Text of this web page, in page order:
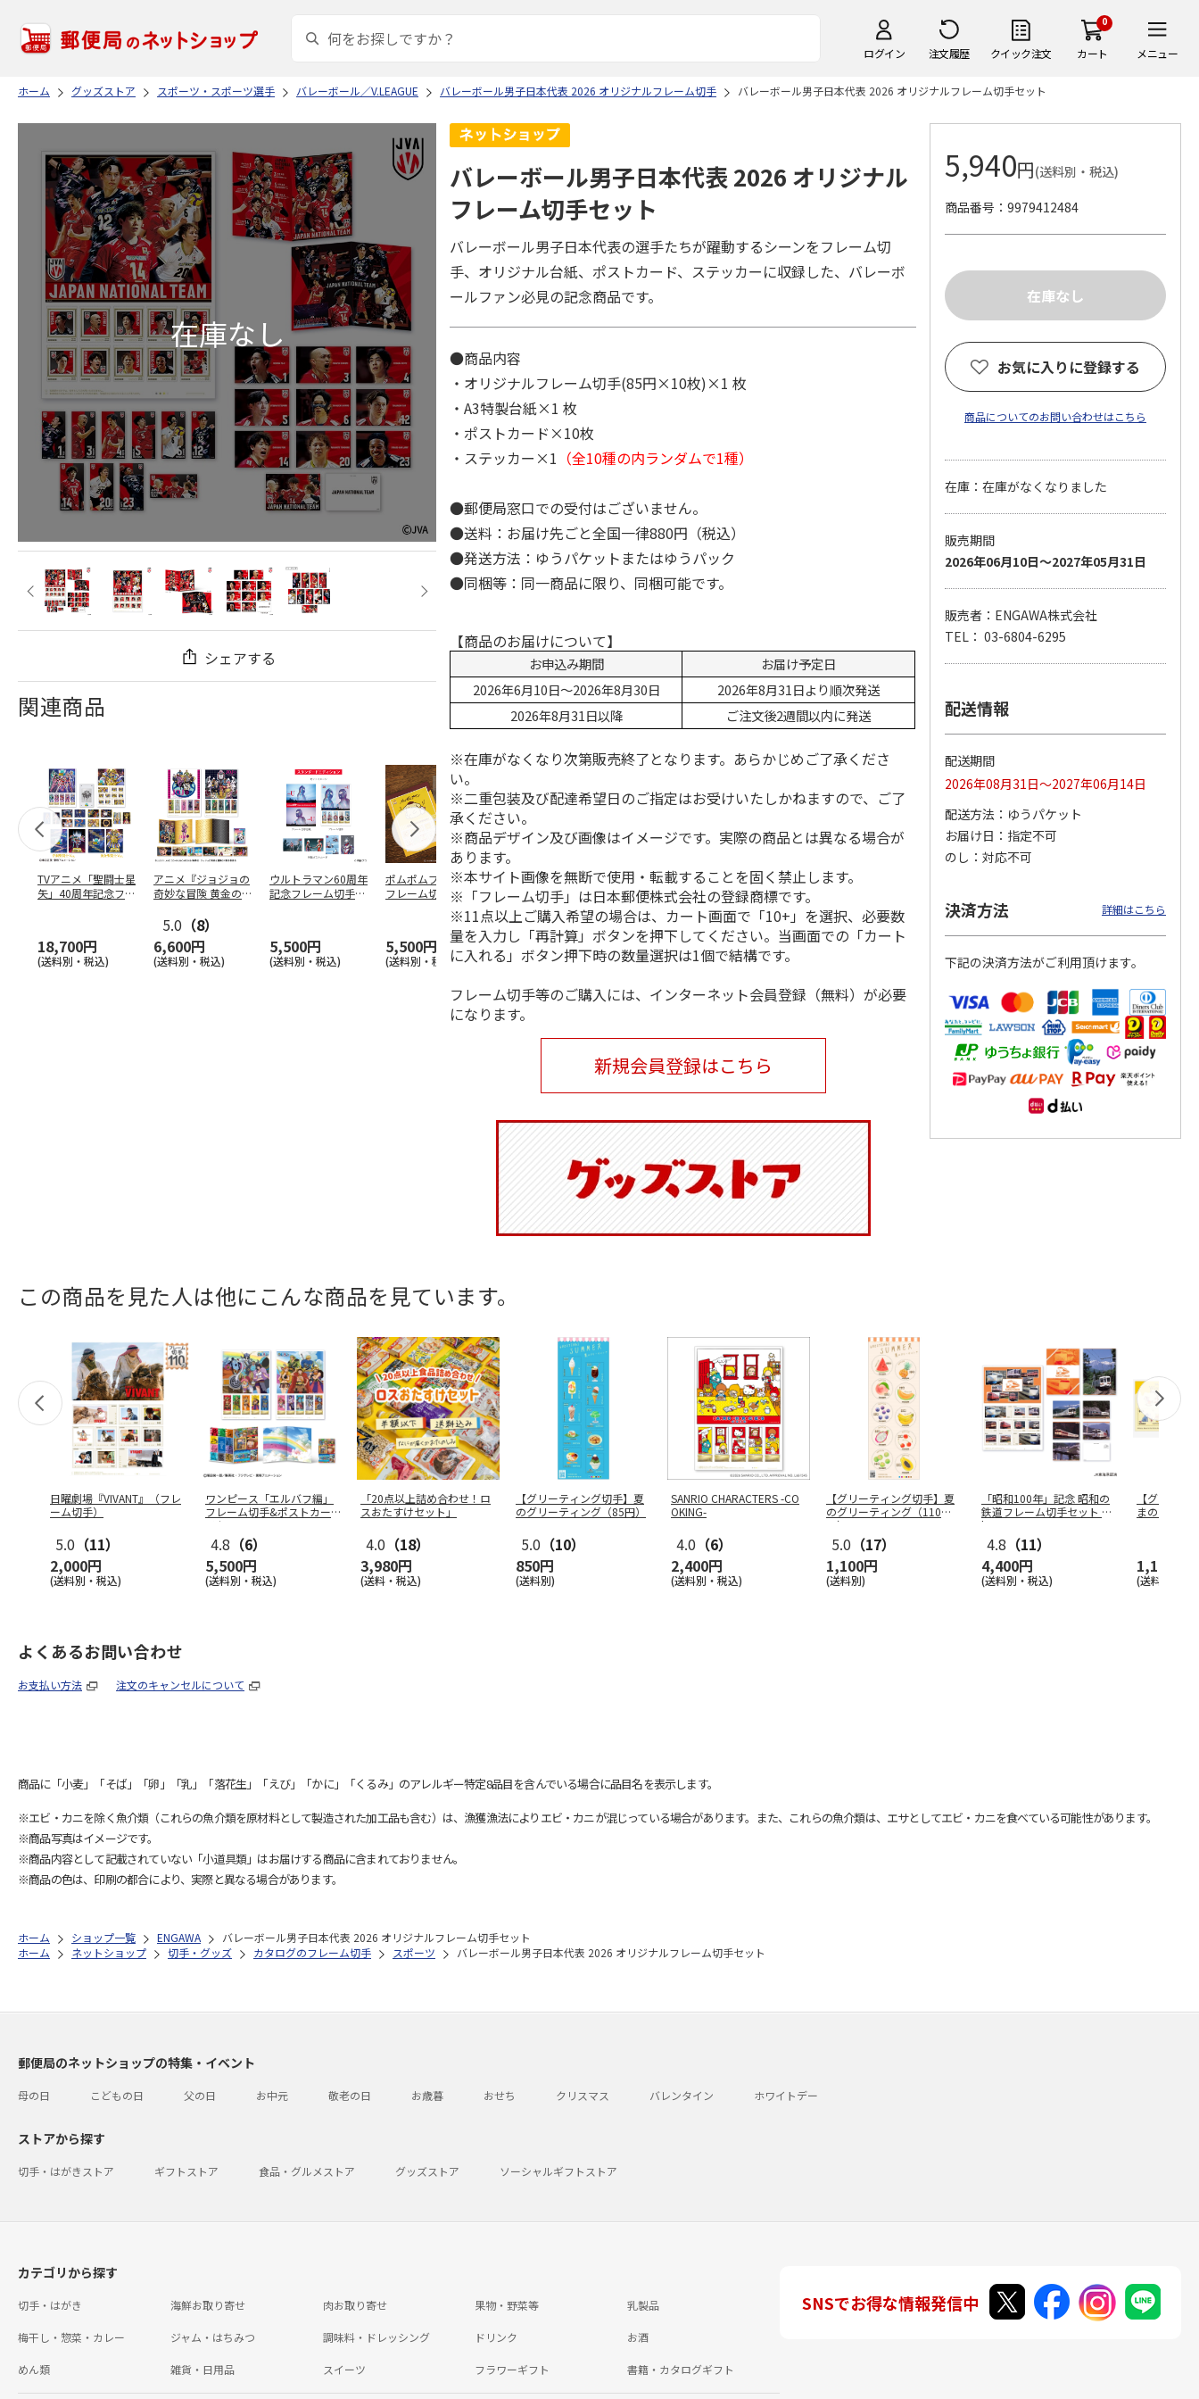
ログイン 注文履歴 クイック注文
0
カート メニュー
ホーム グッズストア スポーツ・スポーツ選手 バレーボール／V.LEAGUE バレーボール男子日本代表 2026 オリジナルフレーム切手 バレーボール男子日本代表 2026 オリジナルフレーム切手セット
シェアする
関連商品
TVアニメ「聖闘士星
矢」40周年記念フレ
18,700円
(送料別・税込)
アニメ『ジョジョの
奇妙な冒険 黄金の
ーム…
5.0 （8）
6,600円
(送料別・税込)
ウルトラマン60周年
記念フレーム切手コ
5,500円
(送料別・税込)
ポムポムプリン30th
フレーム切手
5,500円
(送料別・税込)
ワンピース「エルバ
フ編」フレーム切手
&ポストカードセッ
ト4.8（6）
5,500円
(送料別・税込)
TVアニメ「聖闘士星
矢」40周年記念フレ
ーム切手セット
（黄…
5.0（3）
6,050円
(送料別・税込)
「昭和100年」記念
昭和の鉄道フレーム
切手セット Vol …
4.8 （11）
4,400円
(送料別・税込)
ポムポムプリン30th
20,130円
レーム切手セット
5.0（3）
(送料・税込)
ーム切手セット
(送料別・税込)
バレーボール男子日本代表 2026 オリジナル
フレーム切手セット
バレーボール男子日本代表の選手たちが躍動するシーンをフレーム切
手、オリジナル台紙、ポストカード、ステッカーに収録した、バレーボ
ールファン必見の記念商品です。
●商品内容
・オリジナルフレーム切手(85円×10枚)×1 枚
・A3特製台紙×1 枚
・ポストカード×10枚
・ステッカー×1 （全10種の内ランダムで1種）
●郵便局窓口での受付はございません。
●送料：お届け先ごと全国一律880円（税込）
●発送方法：ゆうパケットまたはゆうパック
●同梱等：同一商品に限り、同梱可能です。
【商品のお届けについて】
お申込み期間
お届け予定日
2026年6月10日～2026年8月30日
2026年8月31日より順次発送
2026年8月31日以降
ご注文後2週間以内に発送
※在庫がなくなり次第販売終了となります。あらかじめご了承くださ
い。
※二重包装及び配達希望日のご指定はお受けいたしかねますので、ご了
承ください。
※商品デザイン及び画像はイメージです。実際の商品とは異なる場合が
あります。
※本サイト画像を無断で使用・転載することを固く禁止します。
※「フレーム切手」は日本郵便株式会社の登録商標です。
※11点以上ご購入希望の場合は、カート画面で「10+」を選択、必要数
量を入力し「再計算」ボタンを押下してください。当画面での「カート
に入れる」ボタン押下時の数量選択は1個で結構です。
フレーム切手等のご購入には、インターネット会員登録（無料）が必要
になります。
新規会員登録はこちら
5,940円(送料別・税込)
商品番号
9979412484
お気に入りに登録する
商品についてのお問い合わせはこちら
在庫：在庫がなくなりました
販売期間
2026年06月10日～2027年05月31日
販売者：ENGAWA株式会社
TEL： 03-6804-6295
配送情報
配送期間
2026年08月31日～2027年06月14日
配送方法
ゆうパケット
お届け日
指定不可
のし
対応不可
決済方法 詳細はこちら
下記の決済方法がご利用頂けます。
この商品を見た人は他にこんな商品を見ています。
日曜劇場『VIVANT』（フレ
ーム切手）
5.0 （11）
2,000円
(送料別・税込)
ワンピース「エルバフ編」
フレーム切手&ポストカー
ドセット
4.8 （6）
5,500円
(送料別・税込)
「20点以上詰め合わせ！ロ
スおたすけセット」
4.0 （18）
3,980円
(送料・税込)
【グリーティング切手】夏
のグリーティング（85円）
5.0 （10）
850円
(送料別)
SANRIO CHARACTERS -CO
OKING-
4.0 （6）
2,400円
(送料別・税込)
【グリーティング切手】夏
のグリーティング（110
円）
5.0 （17）
1,100円
(送料別)
「昭和100年」記念 昭和の
鉄道フレーム切手セット Vo
l
4.8 （11）
4,400円
(送料別・税込)
【グリーテ
まのプーさ
1,100円
(送料別)
よくあるお問い合わせ
お支払い方法 注文のキャンセルについて
商品に「小麦」「そば」「卵」「乳」「落花生」「えび」「かに」「くるみ」のアレルギー特定8品目を含んでいる場合に品目名を表示します。
※エビ・カニを除く魚介類（これらの魚介類を原材料として製造された加工品も含む）は、漁獲漁法によりエビ・カニが混じっている場合があります。また、これらの魚介類は、エサとしてエビ・カニを食べている可能性があります。
※商品写真はイメージです。
※商品内容として記載されていない「小道具類」はお届けする商品に含まれておりません。
※商品の色は、印刷の都合により、実際と異なる場合があります。
ホーム ショップ一覧 ENGAWA
バレーボール男子日本代表 2026 オリジナルフレーム切手セット
ホーム
ネットショップ 切手・グッズ カタログのフレーム切手 スポーツ バレーボール男子日本代表 2026 オリジナルフレーム切手セット
郵便局のネットショップの特集・イベント
母の日 こどもの日 父の日 お中元 敬老の日 お歳暮 おせち クリスマス バレンタイン ホワイトデー
ストアから探す
切手・はがきストア ギフトストア 食品・グルメストア グッズストア ソーシャルギフトストア
カテゴリから探す
切手・はがき 海鮮お取り寄せ 肉お取り寄せ 果物・野菜等 乳製品
梅干し・惣菜・カレー ジャム・はちみつ 調味料・ドレッシング ドリンク お酒
めん類 雑貨・日用品 スイーツ フラワーギフト 書籍・カタログギフト
SNSでお得な情報発信中